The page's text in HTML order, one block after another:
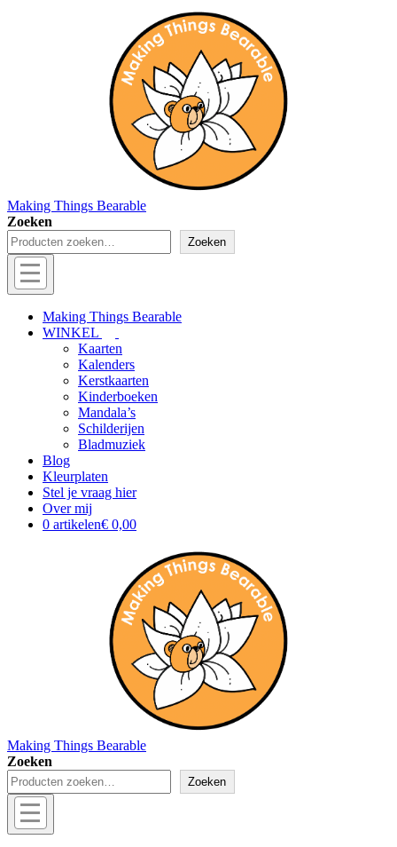
Making Things Bearable
Zoeken
Zoeken
Hoofd
navigatie
Menu
Making Things Bearable
WINKEL
Kaarten
Kalenders
Kerstkaarten
Kinderboeken
Mandala’s
Schilderijen
Bladmuziek
Blog
Kleurplaten
Stel je vraag hier
Over mij
0 artikelen€ 0,00
Making Things Bearable
Zoeken
Zoeken
Menu